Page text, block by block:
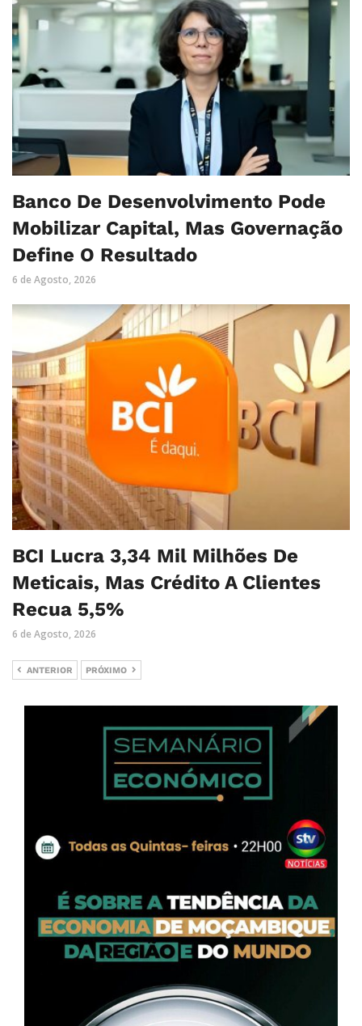
Banco De Desenvolvimento Pode
Mobilizar Capital, Mas Governação
Define O Resultado
6 de Agosto, 2026
BCI Lucra 3,34 Mil Milhões De
Meticais, Mas Crédito A Clientes
Recua 5,5%
6 de Agosto, 2026
ANTERIOR PRÓXIMO